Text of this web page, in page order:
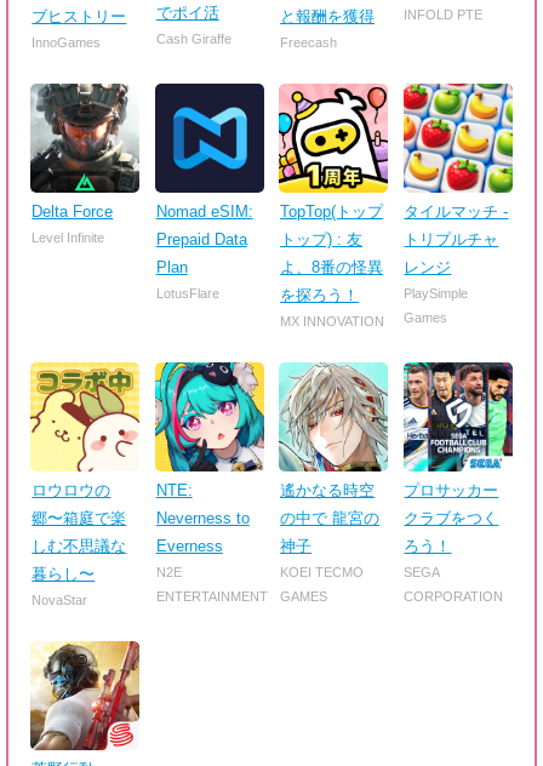
ブヒストリー
InnoGames
でポイ活
Cash Giraffe
と報酬を獲得
Freecash
INFOLD PTE
Delta Force
Level Infinite
Nomad eSIM:
Prepaid Data
Plan
LotusFlare
TopTop(トップ
トップ) : 友
よ、8番の怪異
を探ろう！
MX INNOVATION
タイルマッチ -
トリプルチャ
レンジ
PlaySimple
Games
ロウロウの
郷〜箱庭で楽
しむ不思議な
暮らし〜
NovaStar
NTE:
Neverness to
Everness
N2E
ENTERTAINMENT
遙かなる時空
の中で 龍宮の
神子
KOEI TECMO
GAMES
プロサッカー
クラブをつく
ろう！
SEGA
CORPORATION